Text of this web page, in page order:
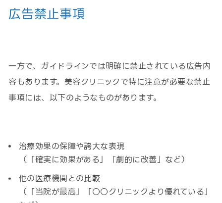
広告禁止事項
一方で、ガイドラインでは明確に禁止されている広告内
容もあります。美容クリニックで特に注意が必要な禁止
事項には、以下のようなものがあります。
治療効果の保障や誇大な表現
（「確実に効果がある」「劇的に改善」など）
他の医療機関との比較
（「当院が最高」「○○クリニックより優れている」